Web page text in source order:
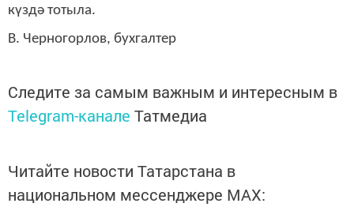
күздә тотыла.
В. Черногорлов, бухгалтер
Следите за самым важным и интересным в
Telegram-канале Татмедиа
Читайте новости Татарстана в
национальном мессенджере MАХ: